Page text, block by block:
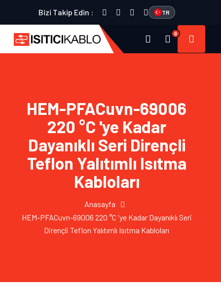
Bizi Takip Edin : TR
0
HEM-PFACuvn-69006
220 °C 'ye Kadar
Dayanıklı Seri Dirençli
Teflon Yalıtımlı Isıtma
Kabloları
Anasayfa
HEM-PFACuvn-69006 220 °C 'ye Kadar Dayanıklı Seri
Dirençli Teflon Yalıtımlı Isıtma Kabloları